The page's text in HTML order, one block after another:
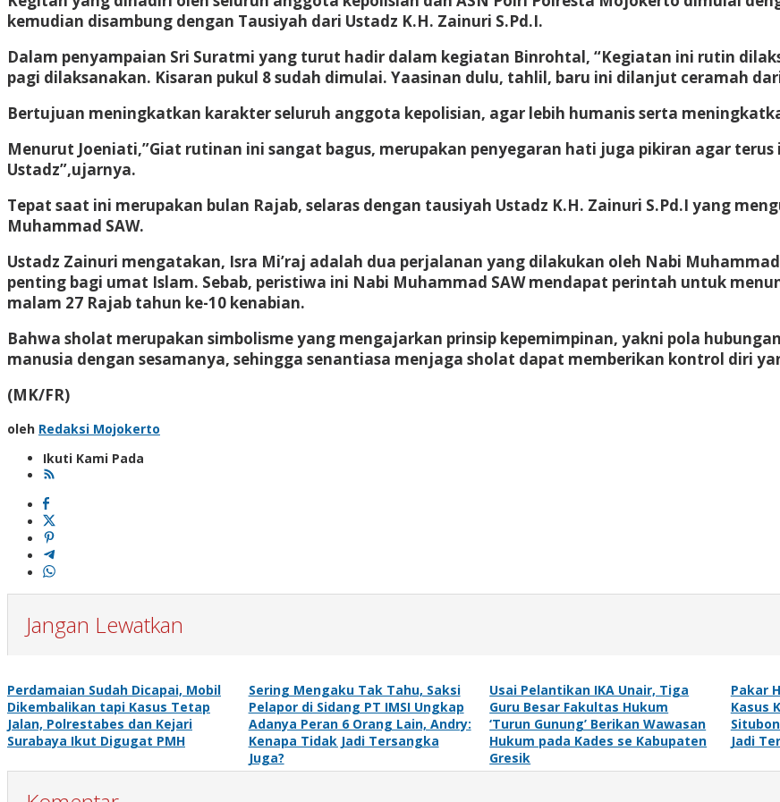
kemudian disambung dengan Tausiyah dari Ustadz K.H. Zainuri S.Pd.I.
Dalam penyampaian Sri Suratmi yang turut hadir dalam kegiatan Binrohtal, “Kegiatan ini rutin
pagi dilaksanakan. Kisaran pukul 8 sudah dimulai. Yaasinan dulu, tahlil, baru ini dilanjut ceramah
Bertujuan meningkatkan karakter seluruh anggota kepolisian, agar lebih humanis serta
Menurut Joeniati,”Giat rutinan ini sangat bagus, merupakan penyegaran hati juga pikiran agar
Ustadz”,ujarnya.
Tepat saat ini merupakan bulan Rajab, selaras dengan tausiyah Ustadz K.H. Zainuri S.Pd.I yang
Muhammad SAW.
Ustadz Zainuri mengatakan, Isra Mi’raj adalah dua perjalanan yang dilakukan oleh Nabi
penting bagi umat Islam. Sebab, peristiwa ini Nabi Muhammad SAW mendapat perintah untuk
malam 27 Rajab tahun ke-10 kenabian.
Bahwa sholat merupakan simbolisme yang mengajarkan prinsip kepemimpinan, yakni pola
manusia dengan sesamanya, sehingga senantiasa menjaga sholat dapat memberikan kontrol diri
(MK/FR)
oleh Redaksi Mojokerto
Ikuti Kami Pada
Jangan Lewatkan
Perdamaian Sudah Dicapai, Mobil
Dikembalikan tapi Kasus Tetap
Jalan, Polrestabes dan Kejari
Surabaya Ikut Digugat PMH
Sering Mengaku Tak Tahu, Saksi
Pelapor di Sidang PT IMSI Ungkap
Adanya Peran 6 Orang Lain, Andry:
Kenapa Tidak Jadi Tersangka
Juga?
Usai Pelantikan IKA Unair, Tiga
Guru Besar Fakultas Hukum
‘Turun Gunung’ Berikan Wawasan
Hukum pada Kades se Kabupaten
Gresik
Pakar
Kasus
Jadi